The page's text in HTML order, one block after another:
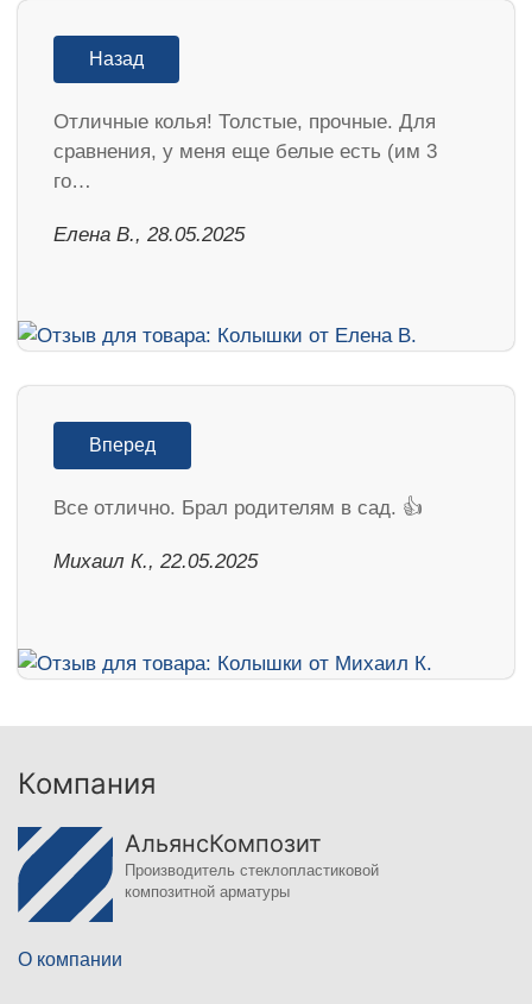
Назад
Отличные колья! Толстые, прочные. Для
сравнения, у меня еще белые есть (им 3
го…
Елена В., 28.05.2025
Вперед
Все отлично. Брал родителям в сад. 👍
Михаил К., 22.05.2025
Компания
АльянсКомпозит
Производитель стеклопластиковой
композитной арматуры
О компании